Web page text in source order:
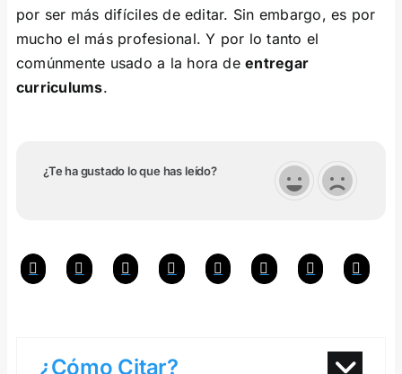
por ser más difíciles de editar. Sin embargo, es por
mucho el más profesional. Y por lo tanto el
comúnmente usado a la hora deentregar
curriculums.
¿Te ha gustado lo que has leído?
¿Cómo Citar?